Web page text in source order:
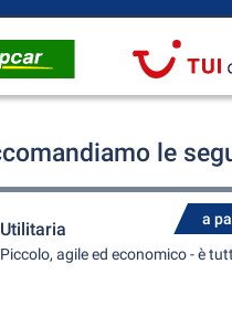
le
a
Utilitaria
Piccolo, agile ed economico - è